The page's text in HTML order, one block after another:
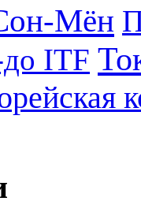
Мён
ITF